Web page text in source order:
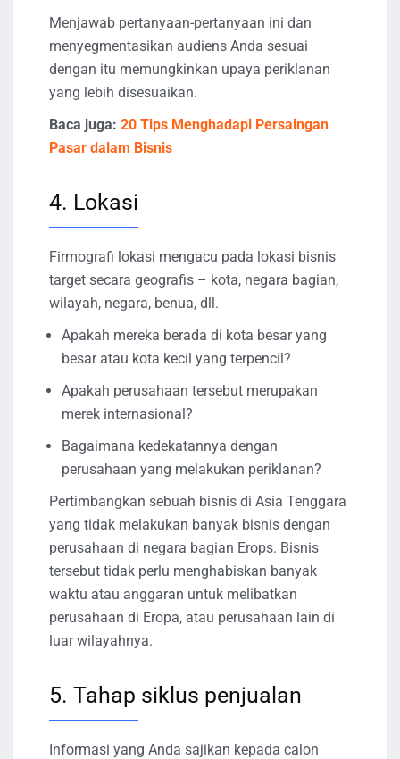
Menjawab pertanyaan-pertanyaan ini dan
menyegmentasikan audiens Anda sesuai
dengan itu memungkinkan upaya periklanan
yang lebih disesuaikan.
Baca juga: 20 Tips Menghadapi Persaingan
Pasar dalam Bisnis
4. Lokasi
Firmografi lokasi mengacu pada lokasi bisnis
target secara geografis – kota, negara bagian,
wilayah, negara, benua, dll.
Apakah mereka berada di kota besar yang
besar atau kota kecil yang terpencil?
Apakah perusahaan tersebut merupakan
merek internasional?
Bagaimana kedekatannya dengan
perusahaan yang melakukan periklanan?
Pertimbangkan sebuah bisnis di Asia Tenggara
yang tidak melakukan banyak bisnis dengan
perusahaan di negara bagian Erops. Bisnis
tersebut tidak perlu menghabiskan banyak
waktu atau anggaran untuk melibatkan
perusahaan di Eropa, atau perusahaan lain di
luar wilayahnya.
5. Tahap siklus penjualan
Informasi yang Anda sajikan kepada calon